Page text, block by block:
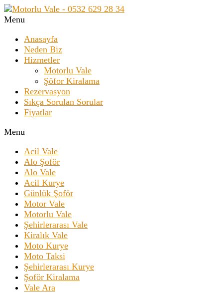
Menu
Anasayfa
Neden Biz
Hizmetler
Motorlu Vale
Şöfor Kiralama
Rezervasyon
Sıkça Sorulan Sorular
Fiyatlar
Menu
Acil Vale
Alo Şoför
Alo Vale
Acil Kurye
Günlük Şoför
Motor Vale
Motorlu Vale
Şehirlerarası Vale
Kiralık Vale
Moto Kurye
Moto Taksi
Şehirlerarası Kurye
Şoför Kiralama
Vale Ara